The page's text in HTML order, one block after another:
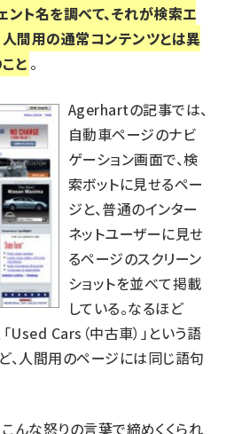
ント名を調べて、それが検索エ
人間用の通常コンテンツとは異
と 。
Agerhartの記事では、
自動車ページのナビ
ゲーション画面で、検
索ボットに見せるペー
ジと、普通のインター
ネットユーザーに見せ
るページのスクリーン
ショットを並べて掲載
している。なるほど
Used Cars（中古車）」という語
、人間用のページには同じ語句
んな怒りの言葉で締めくくられ